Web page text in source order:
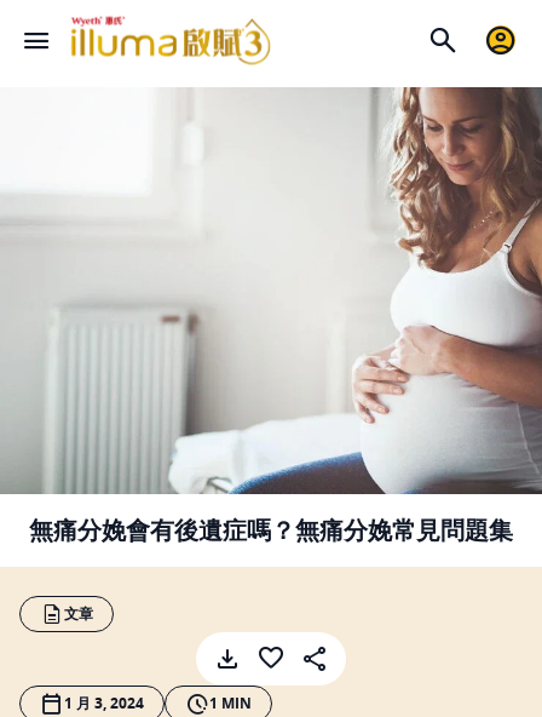
無痛分娩會有後遺症嗎？無痛分娩常見問題集
文章
1 月 3, 2024 1 MIN